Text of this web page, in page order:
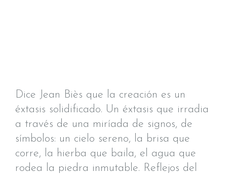
Dice Jean Biès que la creación es un
éxtasis solidificado. Un éxtasis que irradia
a través de una miríada de signos, de
símbolos: un cielo sereno, la brisa que
corre, la hierba que baila, el agua que
rodea la piedra inmutable. Reflejos del